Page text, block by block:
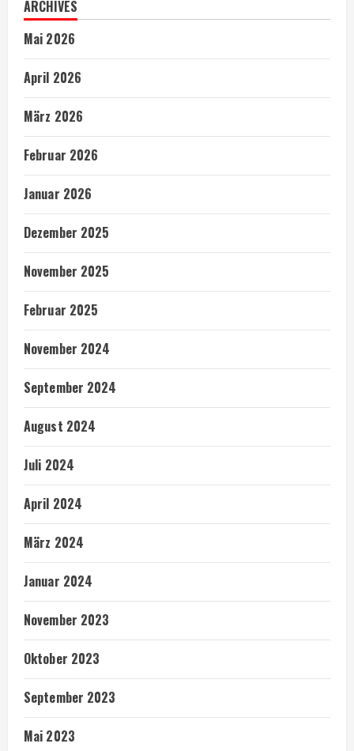
ARCHIVES
Mai 2026
April 2026
März 2026
Februar 2026
Januar 2026
Dezember 2025
November 2025
Februar 2025
November 2024
September 2024
August 2024
Juli 2024
April 2024
März 2024
Januar 2024
November 2023
Oktober 2023
September 2023
Mai 2023